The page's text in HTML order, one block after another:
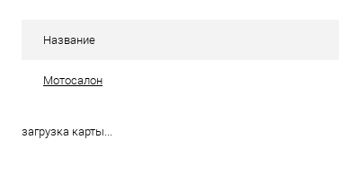
Название
Мотосалон
загрузка карты...